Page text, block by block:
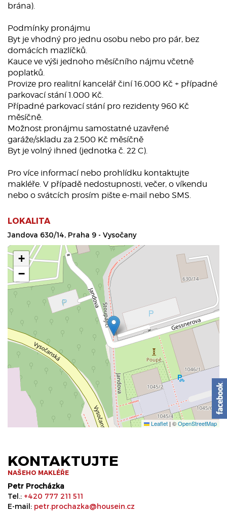
brána).
Podmínky pronájmu
Byt je vhodný pro jednu osobu nebo pro pár, bez
domácích mazlíčků.
Kauce ve výši jednoho měsíčního nájmu včetně
poplatků.
Provize pro realitní kancelář činí 16.000 Kč + případné
parkovací stání 1.000 Kč.
Případné parkovací stání pro rezidenty 960 Kč
měsíčně.
Možnost pronájmu samostatné uzavřené
garáže/skladu za 2.500 Kč měsíčně
Byt je volný ihned (jednotka č. 22 C).
Pro více informací nebo prohlídku kontaktujte
makléře. V případě nedostupnosti, večer, o víkendu
nebo o svátcích prosím pište e-mail nebo SMS.
LOKALITA
Jandova 630/14, Praha 9 - Vysočany
+
−
Leaflet | ©OpenStreetMap
KONTAKTUJTE
NAŠEHO MAKLÉŘE
Petr Procházka
Tel.: +420 777 211 511
E-mail: petr.prochazka@housein.cz